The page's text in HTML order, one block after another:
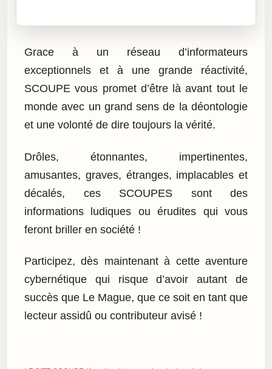
Grace à un réseau d’informateurs
exceptionnels et à une grande réactivité,
SCOUPE vous promet d’être là avant tout le
monde avec un grand sens de la déontologie
et une volonté de dire toujours la vérité.
Drôles, étonnantes, impertinentes,
amusantes, graves, étranges, implacables et
décalés, ces SCOUPES sont des
informations ludiques ou érudites qui vous
feront briller en société !
Participez, dès maintenant à cette aventure
cybernétique qui risque d’avoir autant de
succès que Le Mague, que ce soit en tant que
lecteur assidû ou contributeur avisé !